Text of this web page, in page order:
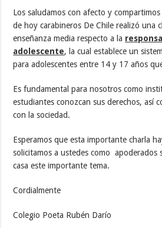
Los saludamos con afecto y
de hoy carabineros De Chile realizó una
enseñanza media respecto a la
adolescente, la cual establece un
para adolescentes entre 14 y 17 años
Es fundamental para nosotros como
estudiantes conozcan sus derechos, así
con la sociedad.
Esperamos que esta importante charla
solicitamos a ustedes como apoderados
casa este importante tema.
Cordialmente
Colegio Poeta Rubén Darío